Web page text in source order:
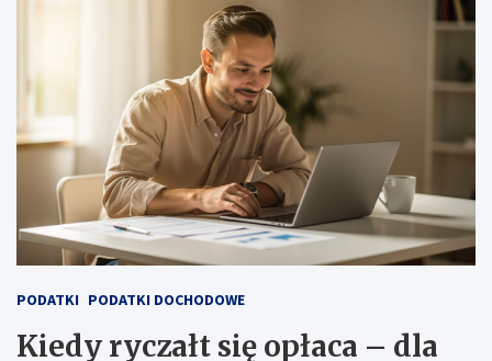
PODATKI PODATKI DOCHODOWE
Kiedy ryczałt się opłaca – dla